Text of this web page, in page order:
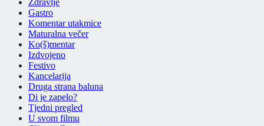
Zdravlje
Gastro
Komentar utakmice
Maturalna večer
Ko(š)mentar
Izdvojeno
Festivo
Kancelarija
Druga strana baluna
Di je zapelo?
Tjedni pregled
U svom filmu